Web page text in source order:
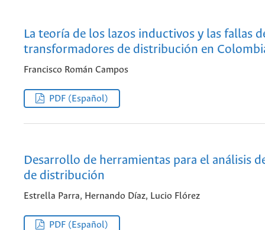
La teoría de los lazos inductivos y las fallas
transformadores de distribución en
Francisco Román Campos
PDF (Español)
Desarrollo de herramientas para el análisis
de distribución
Estrella Parra, Hernando Díaz, Lucio Flórez
PDF (Español)